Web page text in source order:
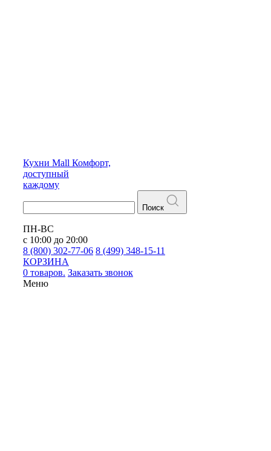
Кухни Mall Комфорт,
доступный
каждому
Поиск
ПН-ВС
с 10:00 до 20:00
8 (800) 302-77-06 8 (499) 348-15-11
КОРЗИНА
0 товаров. Заказать звонок
Меню